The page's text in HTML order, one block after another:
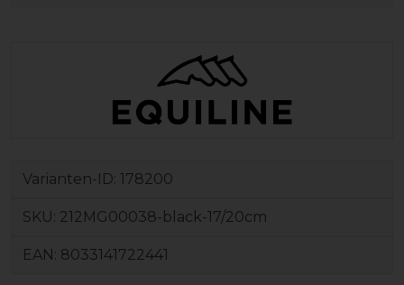
Varianten-ID: 178200
SKU: 212MG00038-black-17/20cm
EAN: 8033141722441